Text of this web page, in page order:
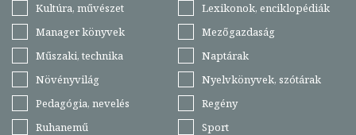
Kultúra, művészet
Lexikonok, enciklopédiák
Manager könyvek
Mezőgazdaság
Műszaki, technika
Naptárak
Növényvilág
Nyelvkönyvek, szótárak
Pedagógia, nevelés
Regény
Ruhanemű
Sport